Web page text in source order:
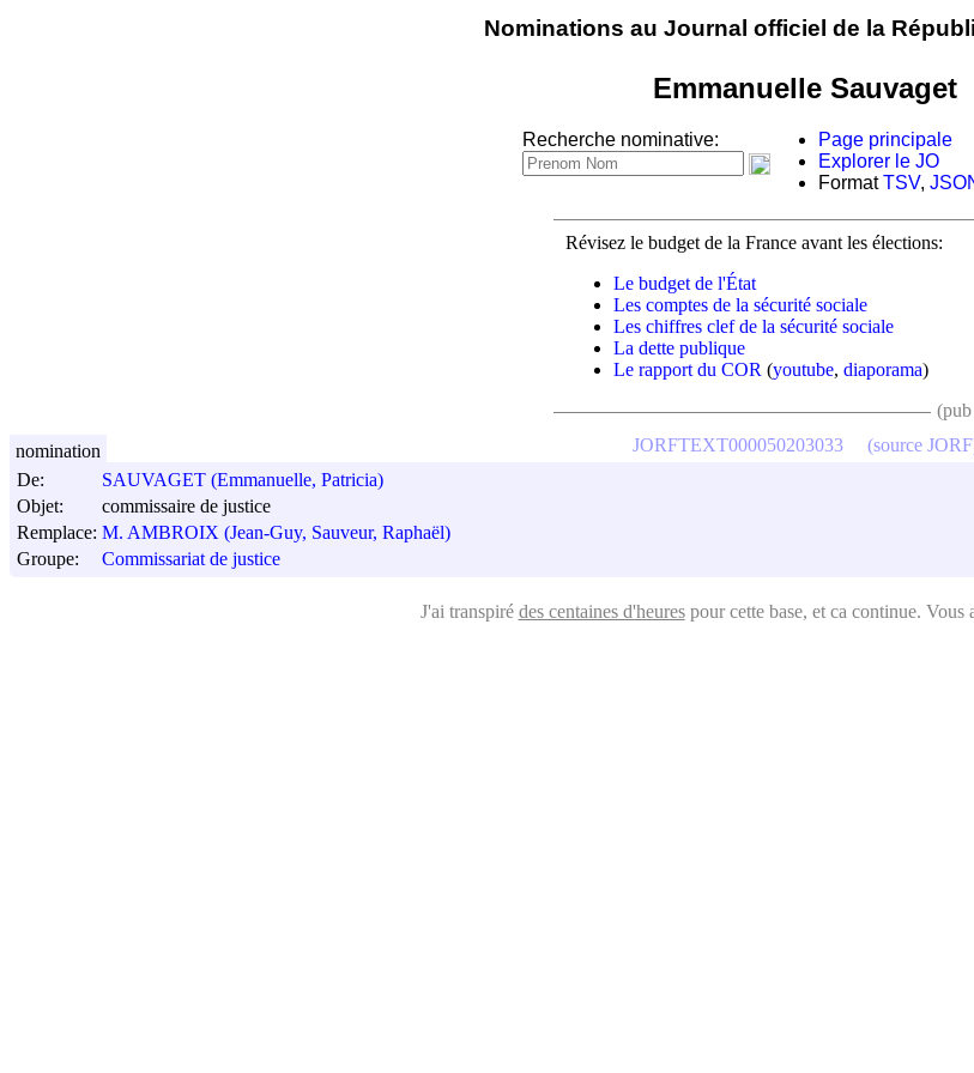
Nominations au Journal officiel de la
Emmanuelle Sauvaget
Recherche nominative:
Page principale
Explorer le JO
FormatTSV,
Révisez le budget de la France avant les élections:
Le budget de l'État
Les comptes de la sécurité sociale
Les chiffres clef de la sécurité sociale
La dette publique
Le rapport du COR (youtube, diaporama)
De:
SAUVAGET (Emmanuelle, Patricia)
Objet:
commissaire de justice
Remplace: M. AMBROIX (Jean-Guy, Sauveur, Raphaël)
Groupe:
Commissariat de justice
JORFTEXT000050203033 (source
nomination
J'ai transpiré des centaines d'heurespour cette base, et ca continue. Vous